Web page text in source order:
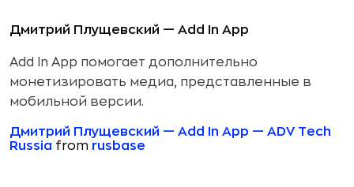
Дмитрий Плущевский — Add In App
Add In App помогает дополнительно
монетизировать медиа, представленные в
мобильной версии.
Дмитрий Плущевский — Add In App — ADV Tech
Russia from rusbase